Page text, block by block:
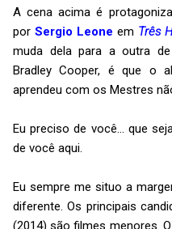
A cena acima é
por Sergio Leone em Três
muda dela para a outra
Bradley Cooper, é que o
aprendeu com os Mestres
Eu preciso de você… que
de você aqui.
Eu sempre me situo a
diferente. Os principais
(2014) são filmes menores.